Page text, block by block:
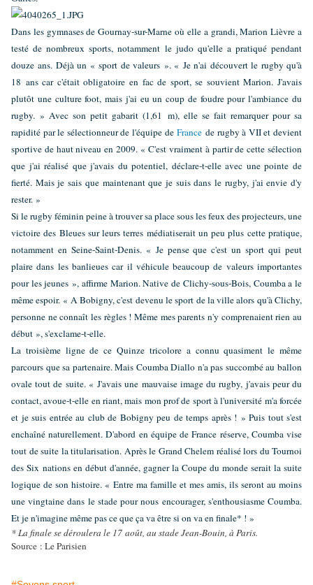
Dans les gymnases de Gournay-sur-Marne où elle a grandi, Marion Lièvre a
testé de nombreux sports, notamment le judo qu'elle a pratiqué pendant
douze ans. Déjà un « sport de valeurs ». « Je n'ai découvert le rugby qu'à
18 ans car c'était obligatoire en fac de sport, se souvient Marion. J'avais
plutôt une culture foot, mais j'ai eu un coup de foudre pour l'ambiance du
rugby. » Avec son petit gabarit (1,61 m), elle se fait remarquer pour sa
rapidité par le sélectionneur de l'équipe deFrance de rugby à VII et devient
sportive de haut niveau en 2009. « C'est vraiment à partir de cette sélection
que j'ai réalisé que j'avais du potentiel, déclare-t-elle avec une pointe de
fierté. Mais je sais que maintenant que je suis dans le rugby, j'ai envie d'y
rester. »
Si le rugby féminin peine à trouver sa place sous les feux des projecteurs, une
victoire des Bleues sur leurs terres médiatiserait un peu plus cette pratique,
notamment en Seine-Saint-Denis. « Je pense que c'est un sport qui peut
plaire dans les banlieues car il véhicule beaucoup de valeurs importantes
pour les jeunes », affirme Marion. Native de Clichy-sous-Bois, Coumba a le
même espoir. « A Bobigny, c'est devenu le sport de la ville alors qu'à Clichy,
personne ne connaît les règles ! Même mes parents n'y comprenaient rien au
début », s'exclame-t-elle.
La troisième ligne de ce Quinze tricolore a connu quasiment le même
parcours que sa partenaire. Mais Coumba Diallo n'a pas succombé au ballon
ovale tout de suite. « J'avais une mauvaise image du rugby, j'avais peur du
contact, avoue-t-elle en riant, mais mon prof de sport à l'université m'a forcée
et je suis entrée au club de Bobigny peu de temps après ! » Puis tout s'est
enchaîné naturellement. D'abord en équipe de France réserve, Coumba vise
tout de suite la titularisation. Après le Grand Chelem réalisé lors du Tournoi
des Six nations en début d'année, gagner la Coupe du monde serait la suite
logique de son histoire. « Entre ma famille et mes amis, ils seront au moins
une vingtaine dans le stade pour nous encourager, s'enthousiasme Coumba.
Et je n'imagine même pas ce que ça va être si on va en finale* ! »
* La finale se déroulera le 17 août, au stade Jean-Bouin, à Paris.
Source : Le Parisien